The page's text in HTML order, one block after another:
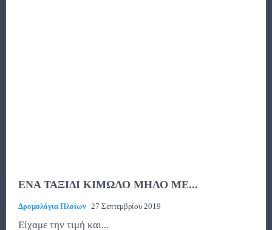
ΕΝΑ ΤΑΞΙΔΙ ΚΙΜΩΛΟ ΜΗΛΟ ΜΕ...
Δρομολόγια Πλοίων 27 Σεπτεμβρίου 2019
Είχαμε την τιμή και...